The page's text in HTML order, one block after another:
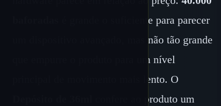
é grande o suficiente para parecer
um dispositivo avançado, mas não tão grande
que empurre o produto para um nível
principal de movimento mais lento. O
confere ao produto um